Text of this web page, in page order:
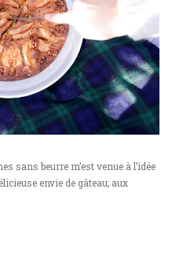
sans beurre m’est venue à l’idée
envie de gâteau; aux